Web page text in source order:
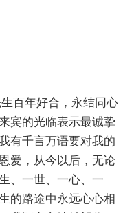
百年好合，永结同心
宾的光临表示最诚挚
有千言万语要对我的
爱，从今以后，无论
、一世、一心、一
的路途中永远心心相